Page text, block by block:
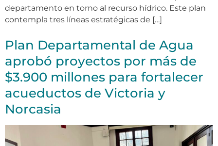
departamento en torno al recurso hídrico. Este plan
contempla tres líneas estratégicas de […]
Plan Departamental de Agua
aprobó proyectos por más de
$3.900 millones para fortalecer
acueductos de Victoria y
Norcasia